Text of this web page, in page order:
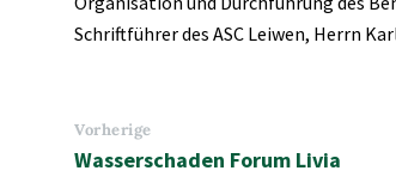
Schriftführer des ASC Leiwen, Herrn
Vorherige
Wasserschaden Forum Livia